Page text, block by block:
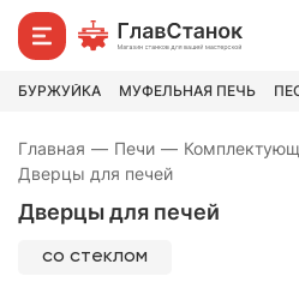
БУРЖУЙКА МУФЕЛЬНАЯ ПЕЧЬ
Главная — Печи —
Дверцы для печей
Дверцы для печей
со стеклом